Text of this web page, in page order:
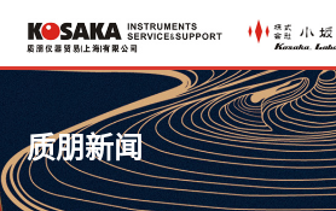
质朋新闻